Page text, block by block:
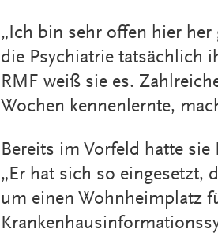
„Ich bin sehr offen hier her
die Psychiatrie tatsächlich
RMF weiß sie es.
Wochen kennenlernte,
Bereits im Vorfeld hatte
„Er hat sich so eingesetzt,
um einen Wohnheimplatz